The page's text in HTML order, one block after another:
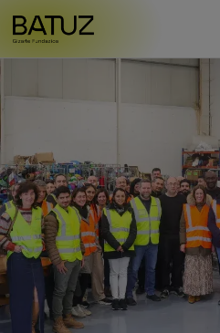
Fundación
Misión, Visión, Principios
Organización
Portal de transparencia
Memoria anual y datos generales
Canal ético
Trabaja con nosotras/os